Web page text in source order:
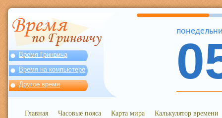
Время Гринвича
Время на компьютере
Другое время
Главная Часовые пояса Карта мира Калькулятор времени